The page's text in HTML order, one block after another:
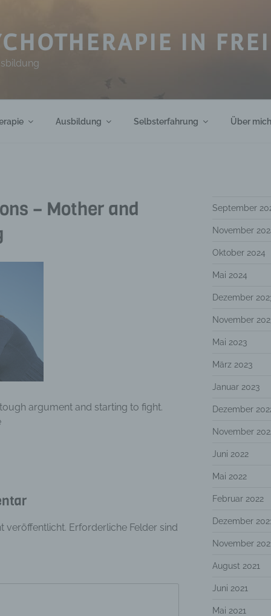
IN
Ausbildung Selbsterfahrung Über mich
– Mother and
argument and starting to fight.
veröffentlicht. Erforderliche Felder sind
September
November
Oktober 2024
Mai 2024
Dezember
November
Mai 2023
März 2023
Januar 2023
Dezember
November
Juni 2022
Mai 2022
Februar 2022
Dezember
November
August 2021
Juni 2021
Mai 2021